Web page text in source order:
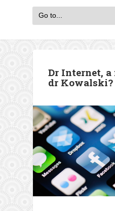
Dr Internet, a
dr Kowalski?